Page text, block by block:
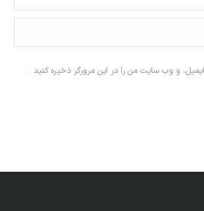
ایمیل، و وب سایت من را در این مرورگر ذخیره کنید .